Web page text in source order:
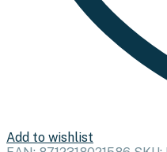
Add to wishlist